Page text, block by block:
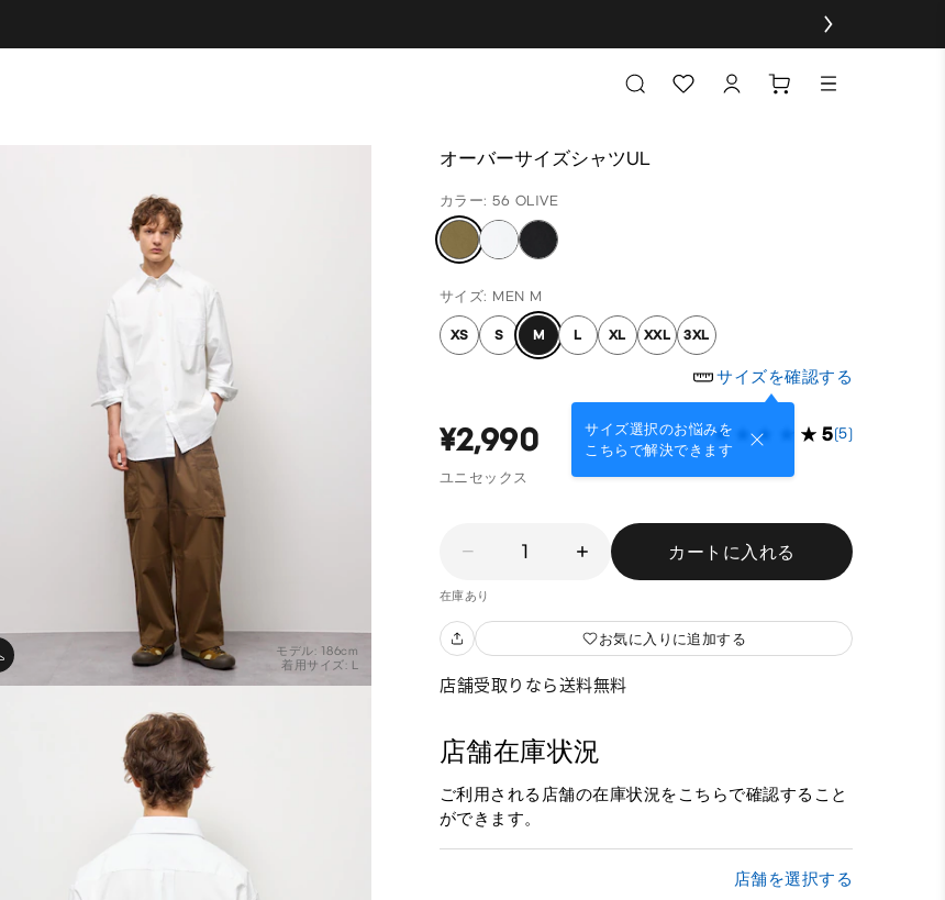
オーバーサイズシャツUL
カラー: 56 OLIVE
サイズ: MEN M
XS S M L XL XXL 3XL
サイズを確認する
サイズ選択のお悩みを
こちらで解決できます
¥2,990 5(5)
ユニセックス
1 カートに入れる
在庫あり
お気に入りに追加する
店舗受取りなら送料無料
店舗在庫状況
ご利用される店舗の在庫状況をこちらで確認すること
ができます。
店舗を選択する
モデル: 186cm
着用サイズ: L